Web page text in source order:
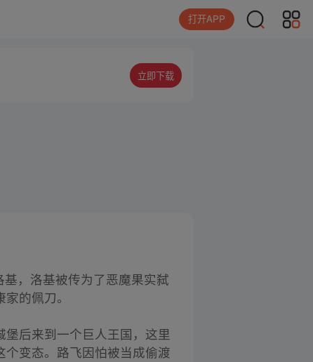
打开APP
立即下载
，洛基被传为了恶魔果实弑
的佩刀。
后来到一个巨人王国，这里
变态。路飞因怕被当成偷渡